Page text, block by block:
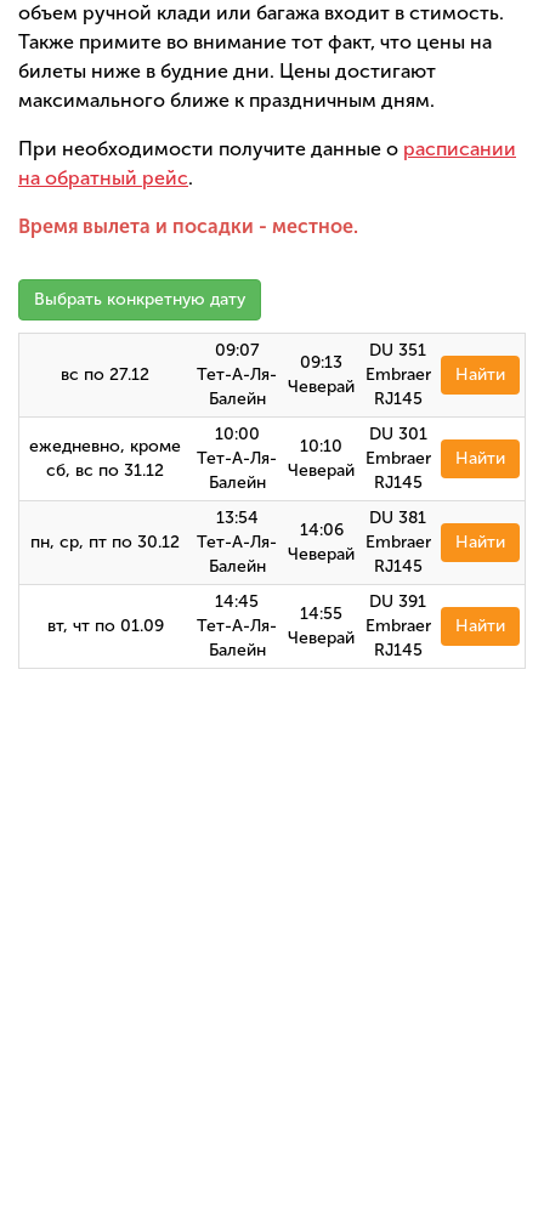
объем ручной клади или багажа входит в стимость.
Также примите во внимание тот факт, что цены на
билеты ниже в будние дни. Цены достигают
максимального ближе к праздничным дням.
При необходимости получите данные о расписании
на обратный рейс.
Время вылета и посадки - местное.
Выбрать конкретную дату
вс по 27.12
09:07
Тет-А-Ля-
Балейн
09:13
Чеверай
DU 351
Embraer
RJ145
Найти
ежедневно, кроме
сб, вс по 31.12
10:00
Тет-А-Ля-
Балейн
10:10
Чеверай
DU 301
Embraer
RJ145
Найти
пн, ср, пт по 30.12
13:54
Тет-А-Ля-
Балейн
14:06
Чеверай
DU 381
Embraer
RJ145
Найти
вт, чт по 01.09
14:45
Тет-А-Ля-
Балейн
14:55
Чеверай
DU 391
Embraer
RJ145
Найти